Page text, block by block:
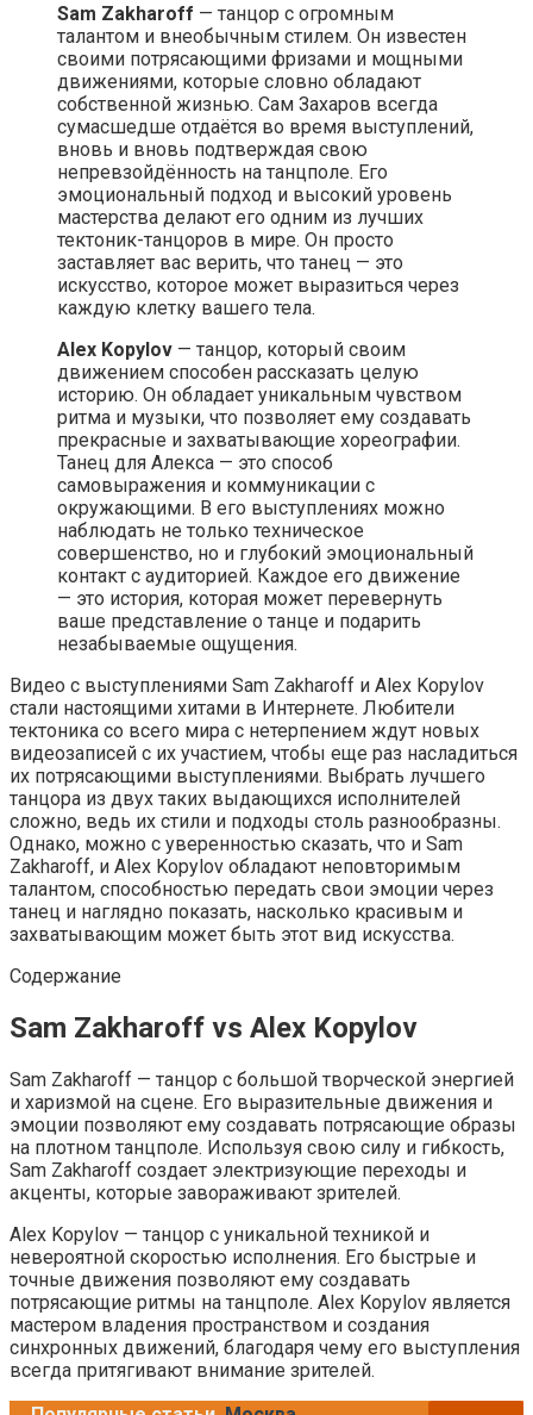
Sam Zakharoff — танцор с огромным
талантом и внеобычным стилем. Он известен
своими потрясающими фризами и мощными
движениями, которые словно обладают
собственной жизнью. Сам Захаров всегда
сумасшедше отдаётся во время выступлений,
вновь и вновь подтверждая свою
непревзойдённость на танцполе. Его
эмоциональный подход и высокий уровень
мастерства делают его одним из лучших
тектоник-танцоров в мире. Он просто
заставляет вас верить, что танец — это
искусство, которое может выразиться через
каждую клетку вашего тела.
Alex Kopylov — танцор, который своим
движением способен рассказать целую
историю. Он обладает уникальным чувством
ритма и музыки, что позволяет ему создавать
прекрасные и захватывающие хореографии.
Танец для Алекса — это способ
самовыражения и коммуникации с
окружающими. В его выступлениях можно
наблюдать не только техническое
совершенство, но и глубокий эмоциональный
контакт с аудиторией. Каждое его движение
— это история, которая может перевернуть
ваше представление о танце и подарить
незабываемые ощущения.
Видео с выступлениями Sam Zakharoff и Alex Kopylov
стали настоящими хитами в Интернете. Любители
тектоника со всего мира с нетерпением ждут новых
видеозаписей с их участием, чтобы еще раз насладиться
их потрясающими выступлениями. Выбрать лучшего
танцора из двух таких выдающихся исполнителей
сложно, ведь их стили и подходы столь разнообразны.
Однако, можно с уверенностью сказать, что и Sam
Zakharoff, и Alex Kopylov обладают неповторимым
талантом, способностью передать свои эмоции через
танец и наглядно показать, насколько красивым и
захватывающим может быть этот вид искусства.
Содержание
Sam Zakharoff vs Alex Kopylov
Sam Zakharoff — танцор с большой творческой энергией
и харизмой на сцене. Его выразительные движения и
эмоции позволяют ему создавать потрясающие образы
на плотном танцполе. Используя свою силу и гибкость,
Sam Zakharoff создает электризующие переходы и
акценты, которые завораживают зрителей.
Alex Kopylov — танцор с уникальной техникой и
невероятной скоростью исполнения. Его быстрые и
точные движения позволяют ему создавать
потрясающие ритмы на танцполе. Alex Kopylov является
мастером владения пространством и создания
синхронных движений, благодаря чему его выступления
всегда притягивают внимание зрителей.